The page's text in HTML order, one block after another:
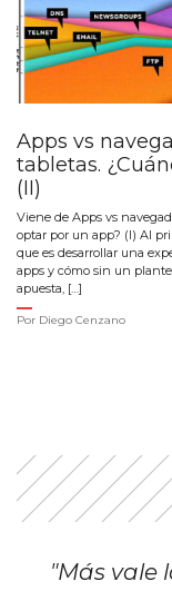
Apps vs
tabletas.
(II)
Viene de Apps vs
optar por un app? (I) Al
que es desarrollar una
apps y cómo sin un
apuesta, […]
Por Diego Cenzano
"Más vale